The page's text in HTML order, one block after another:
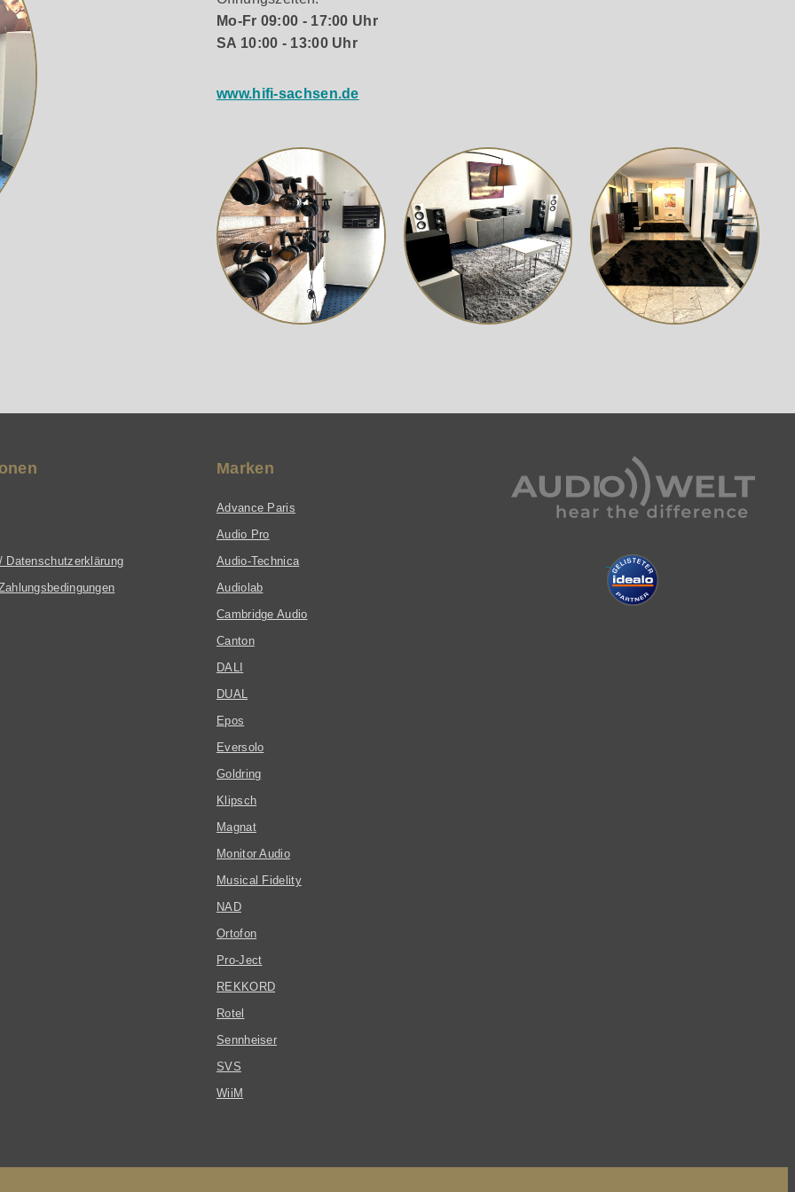
die auch anspruchsvolle Ohren zufriedenstellt. Trotz des erschwinglichen Preises wurde bei der
die den Klang beeinträchtigen könnte.
ideale Wahl für alle ist, die einen Plattenspieler suchen, der eine hohe Klangqualität mit einem ansprechenden
in die Welt des Vinyls – der T1 EVO bietet ein hervorragendes Preis-Leistungs-Verhältnis und wird Ihre
alle Modelle
Tonabnehmer
inkl.
Mo-Fr 09:00 - 17:00 Uhr
SA 10:00 - 13:00 Uhr
www.hifi-sachsen.de
Datenschutzerklärung
Marken
Advance Paris
Audio Pro
Audio-Technica
Audiolab
Cambridge Audio
Canton
DALI
DUAL
Epos
Eversolo
Goldring
Klipsch
Magnat
Monitor Audio
Musical Fidelity
NAD
Ortofon
Pro-Ject
REKKORD
Rotel
Sennheiser
SVS
WiiM